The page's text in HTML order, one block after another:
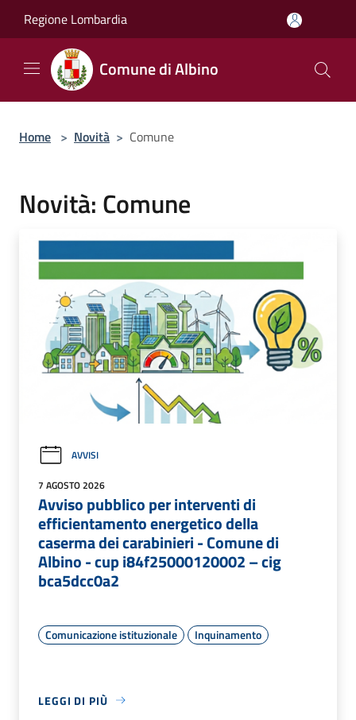
Regione Lombardia
Comune di Albino
Home > Novità > Comune
Novità: Comune
AVVISI
7 AGOSTO 2026
Avviso pubblico per interventi di
efficientamento energetico della
caserma dei carabinieri - Comune di
Albino - cup i84f25000120002 – cig
bca5dcc0a2
Comunicazione istituzionale Inquinamento
LEGGI DI PIÙ